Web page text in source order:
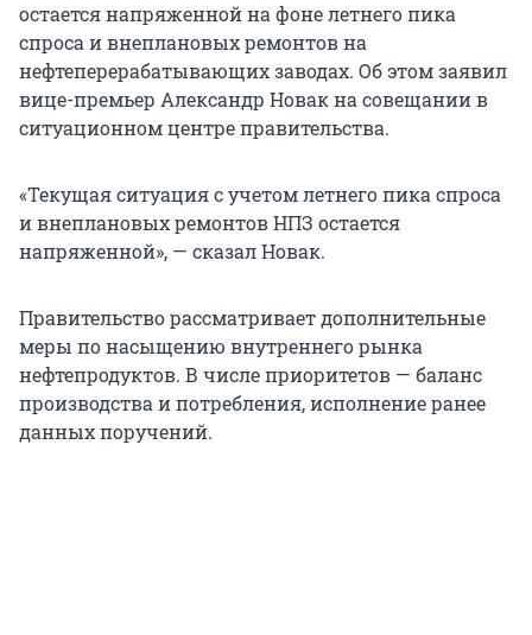
остается напряженной на фоне летнего пика
спроса и внеплановых ремонтов на
нефтеперерабатывающих заводах. Об этом заявил
вице-премьер Александр Новак на совещании в
ситуационном центре правительства.
«Текущая ситуация с учетом летнего пика спроса
и внеплановых ремонтов НПЗ остается
напряженной», — сказал Новак.
Правительство рассматривает дополнительные
меры по насыщению внутреннего рынка
нефтепродуктов. В числе приоритетов — баланс
производства и потребления, исполнение ранее
данных поручений.